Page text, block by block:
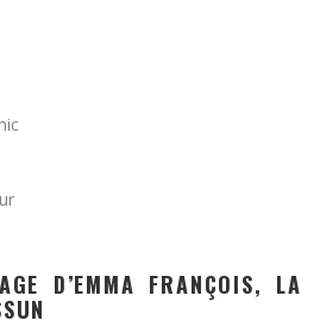
D’EMMA FRANÇOIS, LA